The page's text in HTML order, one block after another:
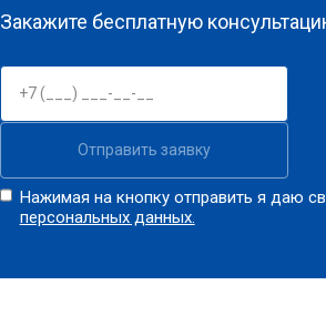
Закажите бесплатную
Отправить заявку
Нажимая на кнопку отправить я даю
персональных данных.